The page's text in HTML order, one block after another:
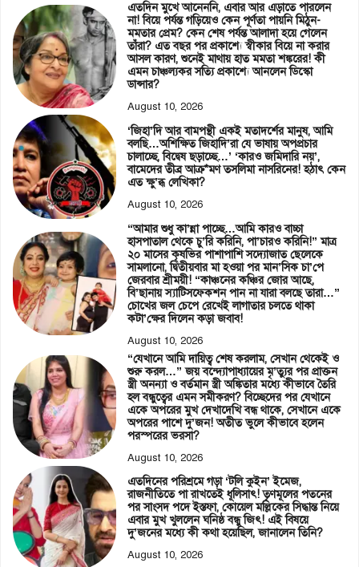
এতদিন মুখে আনেননি, এবার আর এড়াতে পারলেন
না! বিয়ে পর্যন্ত গড়িয়েও কেন পূর্ণতা পায়নি মিঠুন-
মমতার প্রেম? কেন শেষ পর্যন্ত আলাদা হয়ে গেলেন
তাঁরা? এত বছর পর প্রকাশ্যে স্বীকার বিয়ে না করার
আসল কারণ, শুনেই মাথায় হাত মমতা শঙ্করের! কী
এমন চাঞ্চল্যকর সত্যি প্রকাশ্যে আনলেন ডিস্কো
ডান্সার?
August 10, 2026
‘জিহা’দি আর বামপন্থী একই মতাদর্শের মানুষ, আমি
বলছি…অশিক্ষিত জিহাদি’রা যে ভাষায় অপপ্রচার
চালাচ্ছে, বিদ্বেষ ছড়াচ্ছে…’ ‘কারও জমিদারি নয়’,
বামেদের তীব্র আক্র*মণ তসলিমা নাসরিনের! হঠাৎ কেন
এত ক্ষু’ব্ধ লেখিকা?
August 10, 2026
“আমার শুধু কা’ন্না পাচ্ছে…আমি কারও বাচ্চা
হাসপাতাল থেকে চু’রি করিনি, পা’চারও করিনি!” মাত্র
২০ মাসের কৃষভির পাশাপাশি সদ্যোজাত ছেলেকে
সামলানো, দ্বিতীয়বার মা হওয়া পর মান’সিক চা’পে
জেরবার শ্রীময়ী! “কাঞ্চনের কঞ্চির জোর আছে,
বি’ছানায় স্যাটিসফেকশন পান না যারা বলছে তারা…”
চোখের জল চেপে রেখেই লাগাতার চলতে থাকা
কটা’ক্ষের দিলেন কড়া জবাব!
August 10, 2026
“যেখানে আমি দায়িত্ব শেষ করলাম, সেখান থেকেই ও
শুরু করল…” জয় বন্দ্যোপাধ্যায়ের মৃ’ত্যুর পর প্রাক্তন
স্ত্রী অনন্যা ও বর্তমান স্ত্রী অঙ্কিতার মধ্যে কীভাবে তৈরি
হল বন্ধুত্বের এমন সমীকরণ? বিচ্ছেদের পর যেখানে
একে অপরের মুখ দেখাদেখি বন্ধ থাকে, সেখানে একে
অপরের পাশে দু’জন! অতীত ভুলে কীভাবে হলেন
পরস্পরের ভরসা?
August 10, 2026
এতদিনের পরিশ্রমে গড়া ‘টলি কুইন’ ইমেজ,
রাজনীতিতে পা রাখতেই ধূলিসাৎ! তৃণমূলের পতনের
পর সাংসদ পদে ইস্তফা, কোয়েল মল্লিকের সিদ্ধান্ত নিয়ে
এবার মুখ খুললেন ঘনিষ্ঠ বন্ধু জিৎ! এই বিষয়ে
দু’জনের মধ্যে কী কথা হয়েছিল, জানালেন তিনি?
August 10, 2026